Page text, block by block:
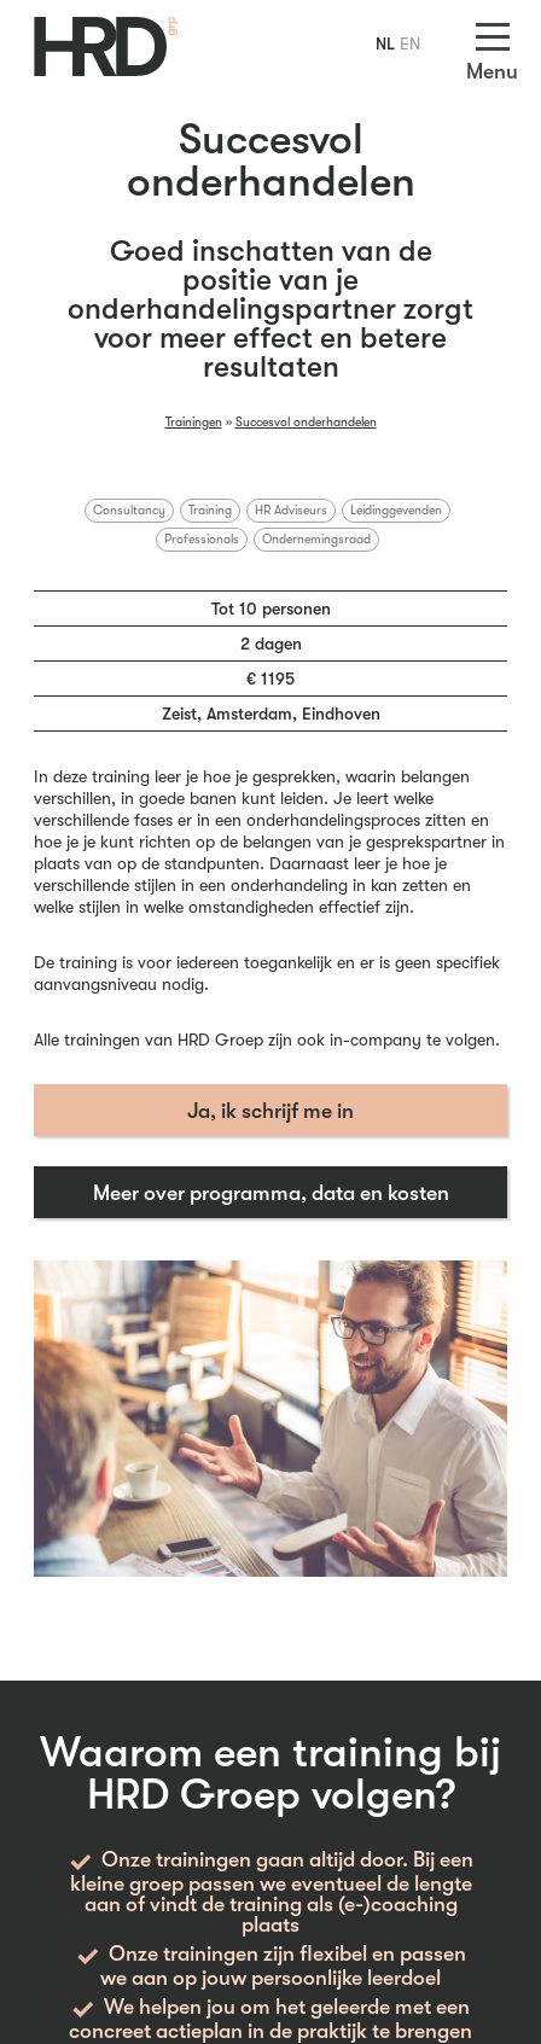
Menu
Succesvol
onderhandelen
Goed inschatten van de
positie van je
onderhandelingspartner zorgt
voor meer effect en betere
resultaten
Trainingen» Succesvol onderhandelen
Consultancy Training HR Adviseurs
Leidinggevenden
Professionals
Ondernemingsraad
Tot 10 personen
2 dagen
€ 1195
Zeist, Amsterdam, Eindhoven
In deze training leer je hoe je gesprekken, waarin belangen
verschillen, in goede banen kunt leiden. Je leert welke
verschillende fases er in een onderhandelingsproces zitten en
hoe je je kunt richten op de belangen van je gesprekspartner in
plaats van op de standpunten. Daarnaast leer je hoe je
verschillende stijlen in een onderhandeling in kan zetten en
welke stijlen in welke omstandigheden effectief zijn.
De training is voor iedereen toegankelijk en er is geen specifiek
aanvangsniveau nodig.
Alle trainingen van HRD Groep zijn ook in-company te volgen.
Ja, ik schrijf me in
Meer over programma, data en kosten
Waarom een training bij
HRD Groep volgen?
Onze trainingen gaan altijd door. Bij een
kleine groep passen we eventueel de lengte
aan of vindt de training als (e-)coaching
plaats
Onze trainingen zijn flexibel en passen
we aan op jouw persoonlijke leerdoel
We helpen jou om het geleerde met een
concreet actieplan in de praktijk te brengen
NL EN